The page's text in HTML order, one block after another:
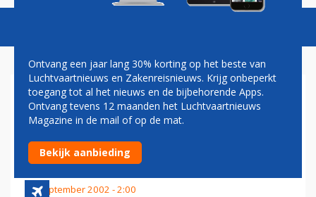
VIRGIN EXPRESS WINT DRIE
MEDAILLES VOOR BESTE
RADIORECLAME
30 september 2002 - 2:00
Ontvang een jaar lang 30% korting op het beste van
Luchtvaartnieuws en Zakenreisnieuws. Krijg onbeperkt
toegang tot al het nieuws en de bijbehorende Apps.
Ontvang tevens 12 maanden het Luchtvaartnieuws
Magazine in de mail of op de mat.
Bekijk aanbieding